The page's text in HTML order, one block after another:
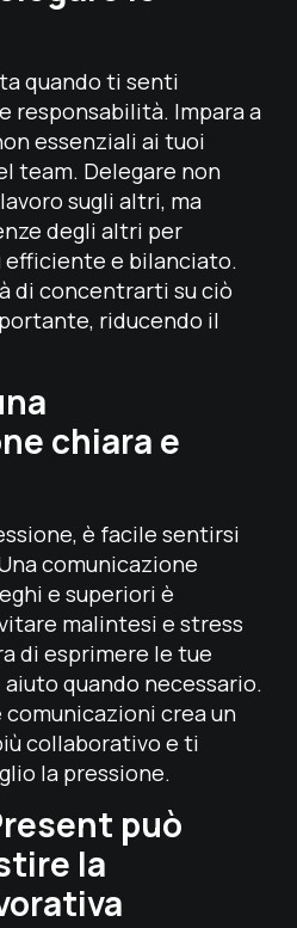
quando ti senti
responsabilità. Impara a
essenziali ai tuoi
team. Delegare non
sugli altri, ma
degli altri per
efficiente e bilanciato.
di concentrarti su ciò
riducendo il
chiara e
è facile sentirsi
comunicazione
e superiori è
malintesi e stress
di esprimere le tue
quando necessario.
crea un
collaborativo e ti
la pressione.
può
la